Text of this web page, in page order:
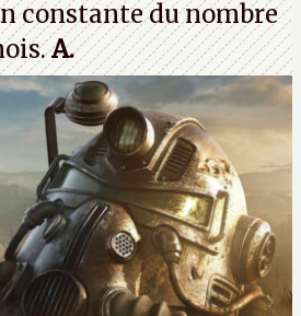
constante du nombre
A.